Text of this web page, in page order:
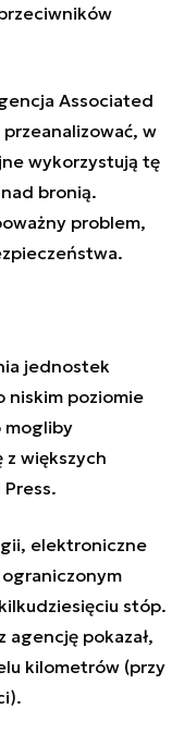
Associated
przeanalizować, w
wykorzystują tę
bronią.
problem,
.
jednostek
niskim poziomie
mogliby
z większych
elektroniczne
stóp.
pokazał,
kilometrów (przy